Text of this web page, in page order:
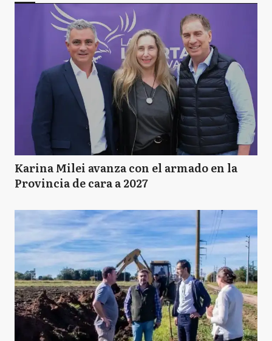
Karina Milei avanza con el armado en la
Provincia de cara a 2027